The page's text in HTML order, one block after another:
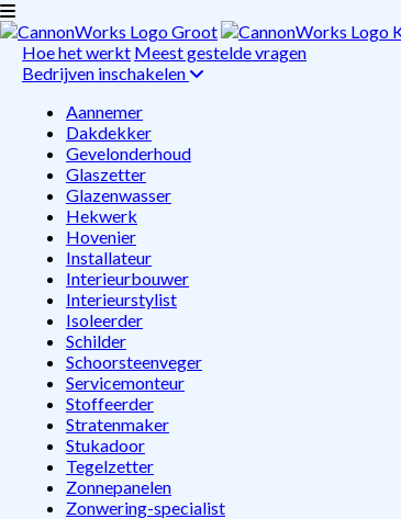
Hoe het werkt Meest gestelde vragen
Bedrijven inschakelen
Aannemer
Dakdekker
Gevelonderhoud
Glaszetter
Glazenwasser
Hekwerk
Hovenier
Installateur
Interieurbouwer
Interieurstylist
Isoleerder
Schilder
Schoorsteenveger
Servicemonteur
Stoffeerder
Stratenmaker
Stukadoor
Tegelzetter
Zonnepanelen
Zonwering-specialist